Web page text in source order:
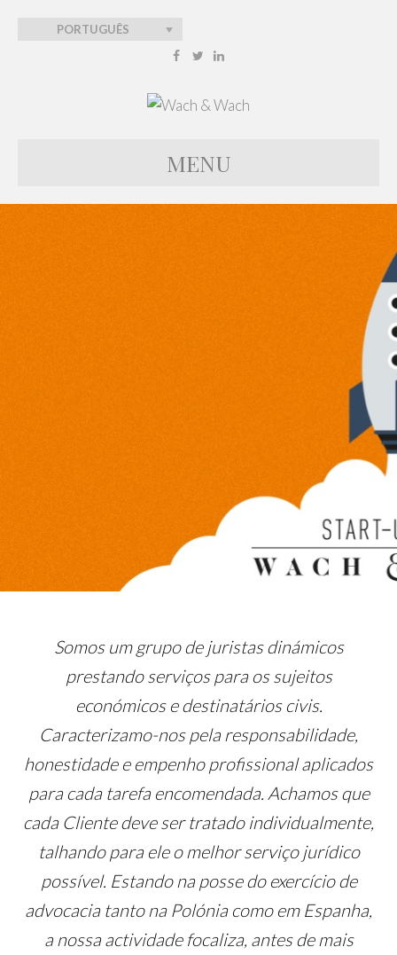
PORTUGUÊS
FacebookTwitterLinkedin
MENU
Somos um grupo de juristas dinámicos
prestando serviços para os sujeitos
económicos e destinatários civis.
Caracterizamo-nos pela responsabilidade,
honestidade e empenho profissional aplicados
para cada tarefa encomendada. Achamos que
cada Cliente deve ser tratado individualmente,
talhando para ele o melhor serviço jurídico
possível. Estando na posse do exercício de
advocacia tanto na Polónia como em Espanha,
a nossa actividade focaliza, antes de mais